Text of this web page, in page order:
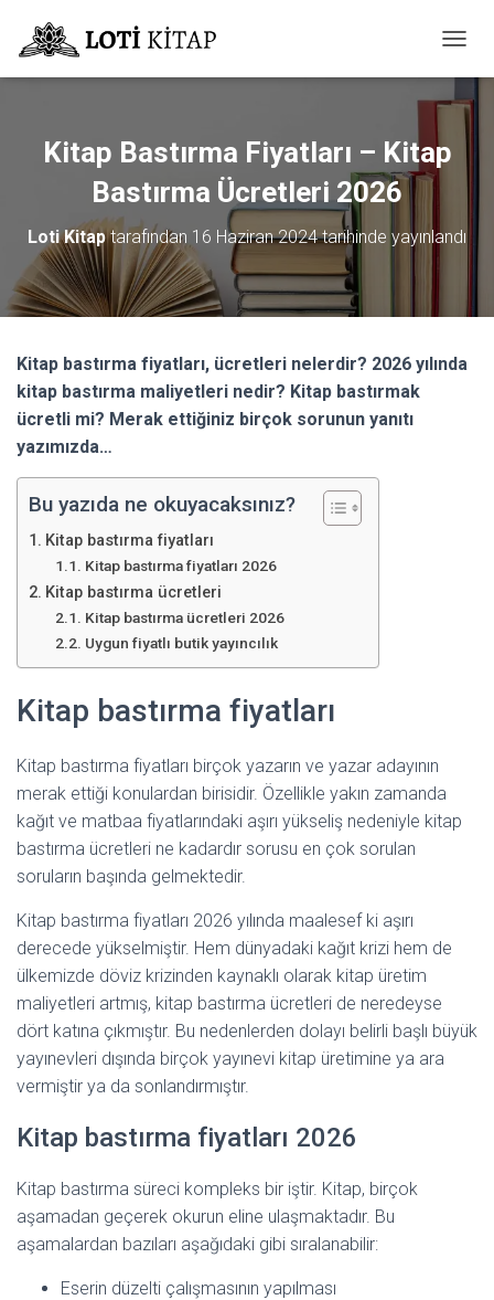
E
N
K
Kitap Bastırma Fiyatları – Kitap
Bastırma Ücretleri 2026
Loti Kitaptarafından 16 Haziran 2024tarihinde yayınlandı
Kitap bastırma fiyatları, ücretleri nelerdir? 2026 yılında
kitap bastırma maliyetleri nedir? Kitap bastırmak
ücretli mi? Merak ettiğiniz birçok sorunun yanıtı
yazımızda…
Bu yazıda ne okuyacaksınız?
Kitap bastırma fiyatları
Kitap bastırma fiyatları 2026
Kitap bastırma ücretleri
Kitap bastırma ücretleri 2026
Uygun fiyatlı butik yayıncılık
Kitap bastırma fiyatları
Kitap bastırma fiyatları birçok yazarın ve yazar adayının
merak ettiği konulardan birisidir. Özellikle yakın zamanda
kağıt ve matbaa fiyatlarındaki aşırı yükseliş nedeniyle kitap
bastırma ücretleri ne kadardır sorusu en çok sorulan
soruların başında gelmektedir.
Kitap bastırma fiyatları 2026 yılında maalesef ki aşırı
derecede yükselmiştir. Hem dünyadaki kağıt krizi hem de
ülkemizde döviz krizinden kaynaklı olarak kitap üretim
maliyetleri artmış, kitap bastırma ücretleri de neredeyse
dört katına çıkmıştır. Bu nedenlerden dolayı belirli başlı büyük
yayınevleri dışında birçok yayınevi kitap üretimine ya ara
vermiştir ya da sonlandırmıştır.
Kitap bastırma fiyatları 2026
Kitap bastırma süreci kompleks bir iştir. Kitap, birçok
aşamadan geçerek okurun eline ulaşmaktadır. Bu
aşamalardan bazıları aşağıdaki gibi sıralanabilir:
Eserin düzelti çalışmasının yapılması